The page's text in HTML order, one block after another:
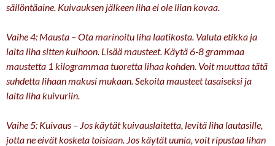
säilöntäaine. Kuivauksen jälkeen liha ei ole liian kovaa.
Vaihe 4: Mausta – Ota marinoitu liha laatikosta. Valuta etikka ja
laita liha sitten kulhoon. Lisää mausteet. Käytä 6-8 grammaa
maustetta 1 kilogrammaa tuoretta lihaa kohden. Voit muuttaa tätä
suhdetta lihaan makusi mukaan. Sekoita mausteet tasaiseksi ja
laita liha kuivuriin.
Vaihe 5: Kuivaus – Jos käytät kuivauslaitetta, levitä liha lautasille,
jotta ne eivät kosketa toisiaan. Jos käytät uunia, voit ripustaa lihan